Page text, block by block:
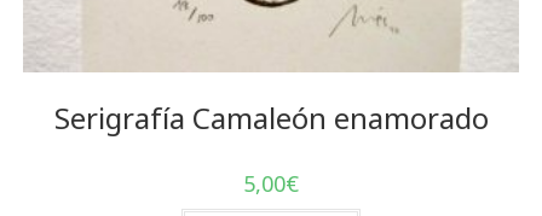
Serigrafía Camaleón enamorado
5,00€